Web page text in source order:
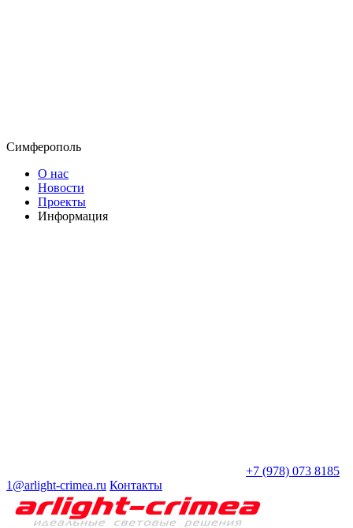
Симферополь
О нас
Новости
Проекты
Информация
+7 (978) 073 8185
1@arlight-crimea.ru Контакты